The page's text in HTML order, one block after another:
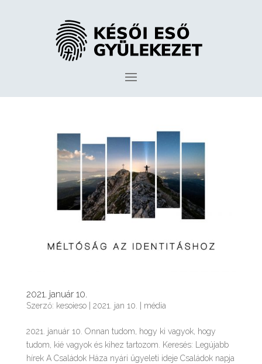
2021. január 10.
Szerző: kesoieso| 2021. jan 10. média
2021. január 10. Onnan tudom, hogy ki vagyok, hogy
tudom, kié vagyok és kihez tartozom. Keresés: Legújabb
hírek A Családok Háza nyári ügyeleti ideje Családok napja